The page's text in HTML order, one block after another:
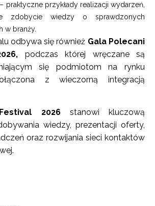
praktyczne przykłady realizacji wydarzeń,
zdobycie wiedzy o sprawdzonych
w branży.
odbywa się również Gala Polecani
podczas której wręczane są
się podmiotom na rynku
z wieczorną integracją
2026 stanowi kluczową
wiedzy, prezentacji oferty,
oraz rozwijania sieci kontaktów